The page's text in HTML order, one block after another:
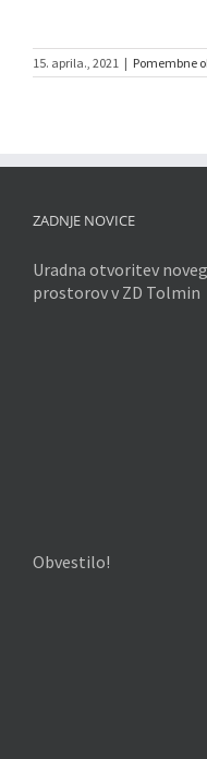
15. aprila., 2021 | Pomembne
ZADNJE NOVICE
Uradna otvoritev
prostorov v ZD Tolmin
Obvestilo!